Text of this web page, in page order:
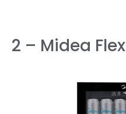
2 – Midea Flex